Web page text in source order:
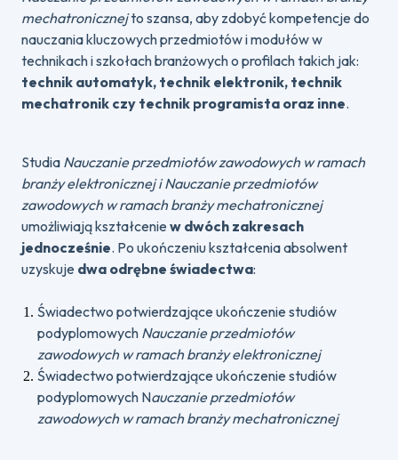
mechatronicznejto szansa, aby zdobyć kompetencje do
nauczania kluczowych przedmiotów i modułów w
technikach i szkołach branżowych o profilach takich jak:
technik automatyk, technik elektronik, technik
mechatronik czy technik programista oraz inne.
Studia Nauczanie przedmiotów zawodowych w ramach
branży elektronicznej i Nauczanie przedmiotów
zawodowych w ramach branży mechatronicznej
umożliwiają kształcenie w dwóch zakresach
jednocześnie. Po ukończeniu kształcenia absolwent
uzyskuje dwa odrębne świadectwa:
Świadectwo potwierdzające ukończenie studiów
podyplomowych Nauczanie przedmiotów
zawodowych w ramach branży elektronicznej
Świadectwo potwierdzające ukończenie studiów
podyplomowych Nauczanie przedmiotów
zawodowych w ramach branży mechatronicznej